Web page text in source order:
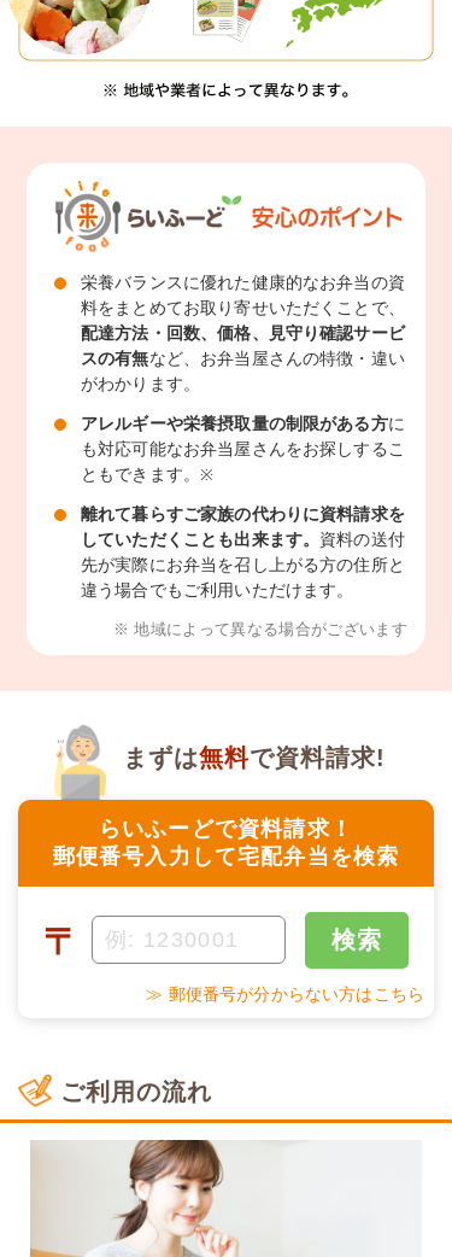
栄養バランスに優れた健康的なお弁当の資
料をまとめてお取り寄せいただくことで、
配達方法・回数、価格、見守り確認サービ
スの有無など、お弁当屋さんの特徴・違い
がわかります。
アレルギーや栄養摂取量の制限がある方に
も対応可能なお弁当屋さんをお探しするこ
ともできます。※
離れて暮らすご家族の代わりに資料請求を
していただくことも出来ます。 資料の送付
先が実際にお弁当を召し上がる方の住所と
違う場合でもご利用いただけます。
※ 地域によって異なる場合がございます
らいふーどで資料請求！
郵便番号入力して宅配弁当を検索
まずは無料で資料請求!
〒 検索
≫ 郵便番号が分からない方はこちら
ご利用の流れ